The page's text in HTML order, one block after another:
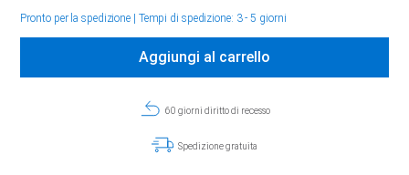
Pronto per la spedizione Tempi di spedizione: 3 - 5 giorni
Aggiungi al carrello
60 giorni diritto di recesso
Spedizione gratuita